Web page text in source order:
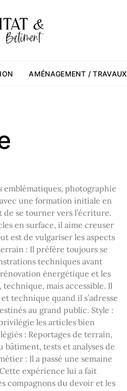
AMÉNAGEMENT / TRAVAUX
photographie
une formation initiale en
de se tourner vers l’écriture.
en surface, il aime creuser
est de vulgariser les aspects
: Il préfère toujours se
techniques avant
rénovation énergétique et les
mais accessible. Il
technique quand il s’adresse
au grand public. Style :
les articles bien
: Reportages de terrain,
tests et analyses de
: Il a passé une semaine
expérience lui a fait
compagnons du devoir et les